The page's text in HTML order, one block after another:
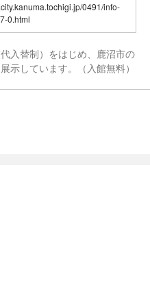
0491/info-
0.html
入替制）をはじめ、鹿沼市の
示しています。（入館無料）